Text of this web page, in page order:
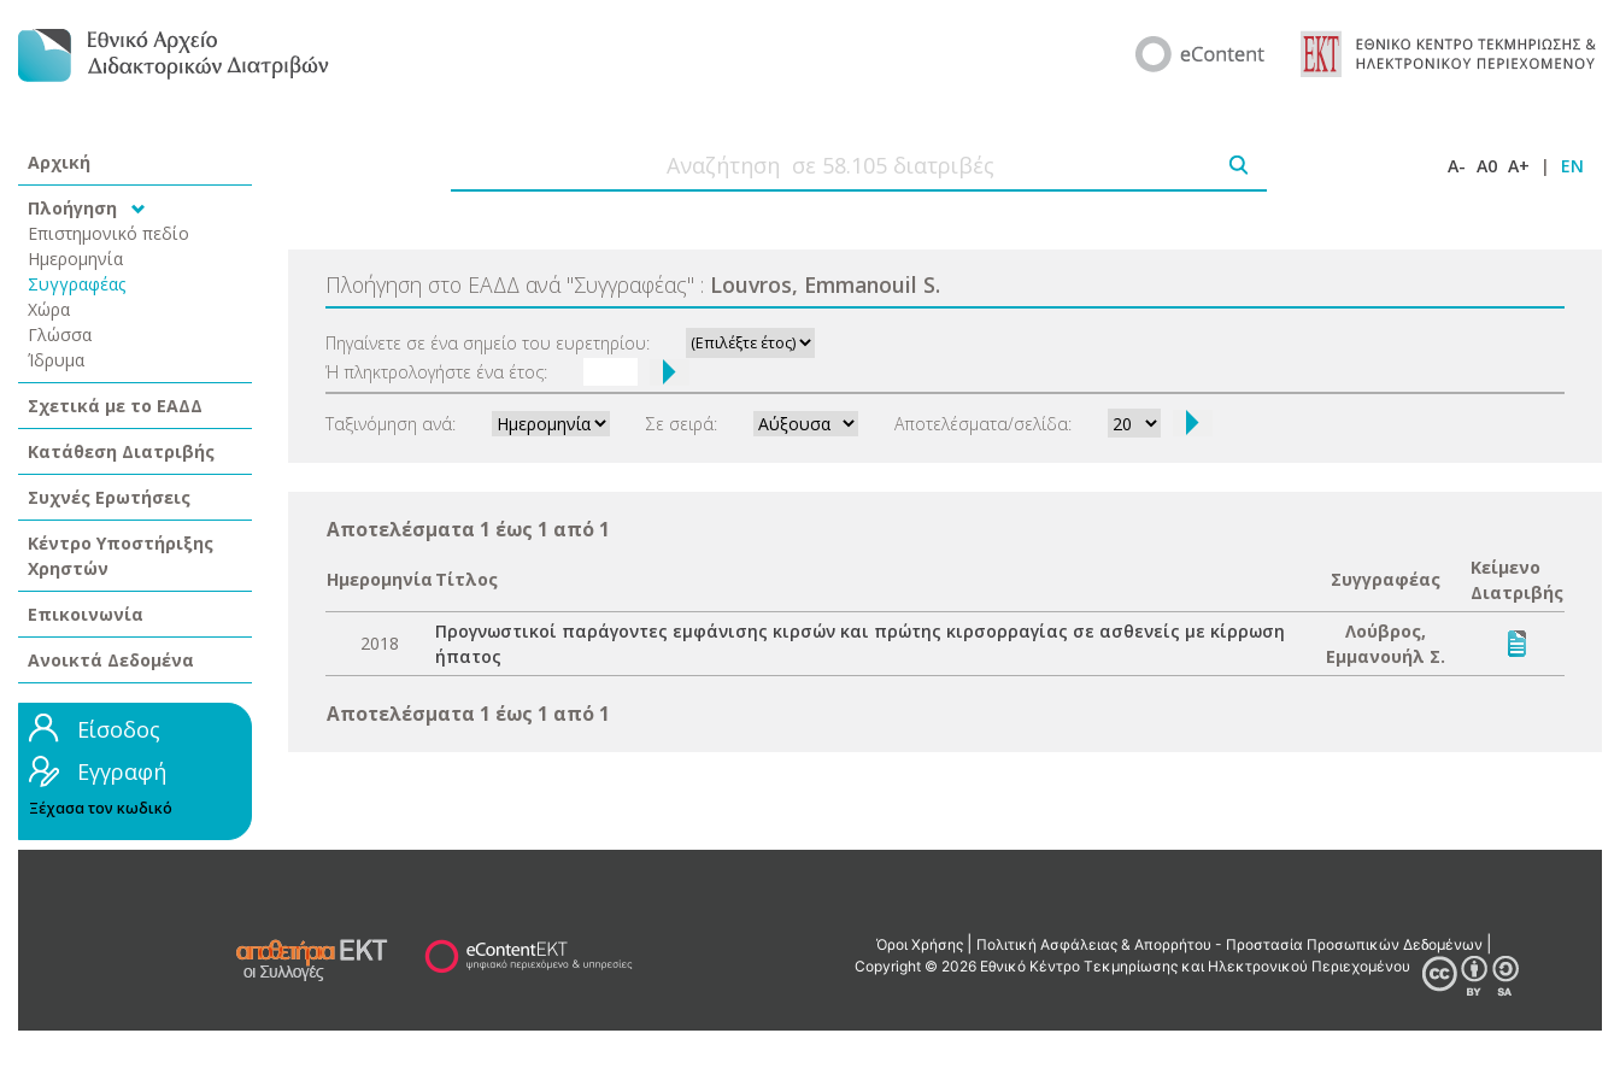
Αρχική
Πλοήγηση
Επιστημονικό πεδίο
Ημερομηνία
Συγγραφέας
Χώρα
Γλώσσα
Ίδρυμα
Σχετικά με το ΕΑΔΔ
Κατάθεση Διατριβής
Συχνές Ερωτήσεις
Κέντρο Υποστήριξης
Χρηστών
Επικοινωνία
Ανοικτά Δεδομένα
Είσοδος
Εγγραφή
Ξέχασα τον κωδικό
A- A0 A+ | EN
Πλοήγηση στο ΕΑΔΔ ανά "Συγγραφέας" : Louvros, Emmanouil S.
Πηγαίνετε σε ένα σημείο του ευρετηρίου:
Ή πληκτρολογήστε ένα έτος:
Ταξινόμηση ανά: Σε σειρά: Αποτελέσματα/σελίδα:
Αποτελέσματα 1 έως 1 από 1
Ημερομηνία Τίτλος Συγγραφέας
Κείμενο
Διατριβής
2018
Προγνωστικοί παράγοντες εμφάνισης κιρσών και πρώτης κιρσορραγίας σε ασθενείς με κίρρωση
ήπατος
Λούβρος,
Εμμανουήλ Σ.
Αποτελέσματα 1 έως 1 από 1